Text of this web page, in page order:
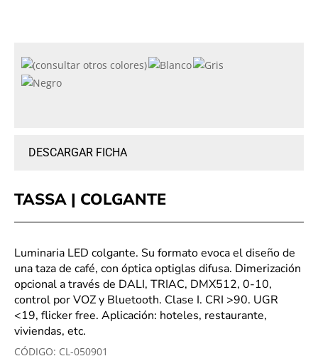
DESCARGAR FICHA
TASSA | COLGANTE
Luminaria LED colgante. Su formato evoca el diseño de
una taza de café, con óptica optiglas difusa. Dimerización
opcional a través de DALI, TRIAC, DMX512, 0-10,
control por VOZ y Bluetooth. Clase I. CRI >90. UGR
<19, flicker free. Aplicación: hoteles, restaurante,
viviendas, etc.
CÓDIGO: CL-050901